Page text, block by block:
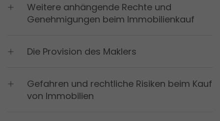
Weitere anhängende Rechte und
Genehmigungen beim Immobilienkauf
Die Provision des Maklers
Gefahren und rechtliche Risiken beim Kauf
von Immobilien
Anbieter: Google
Datenschutzerklärung